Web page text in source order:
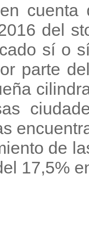
cuenta
del
sí o
parte
de
17,5%